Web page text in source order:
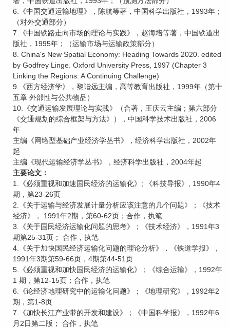
6.《中国交通运输地理》，陈航等著，中国科学出版社，1993年；
（对外交通部分）
7.《中国铁路走向市场的理论与实践》，赵海培等著，中国铁道出
版社，1995年；（运输市场与运输政策部分）
8. China's New Spatial Economy: Heading Towards 2020. edited
by Godfrey Linge. Oxford University Press, 1997 (Chapter 3
Linking the Regions: A Continuing Challenge)
9.《西方经济学》，黎诣远主编，高等教育出版社，1999年（第十
五章 外部性与公共物品）
10.《交通运输发展理论与实践》（合著，王庆云主编；第六部分
《交通规划的综合框架与方法》），中国科学技术出版社，2006
年
主编《网络型基础产业经济学丛书》，经济科学出版社，2002年
起
主编《现代运输经济学丛书》，经济科学出版社，2004年起
主要论文：
1.《必须重视和加速国民经济的运输化》; 《科技导报》, 1990年4
期，第23-26页
2.《关于运输与经济发展计量分析应该注意的几个问题》；《技术
经济》， 1991年2期，第60-62页；合作，执笔
3.《关于国民经济运输化问题的思考》；《技术经济》，1991年3
期第25-31页； 合作，执笔
4.《关于加快国民经济运输化问题的理论分析》，《铁道学报》，
1991年3期第59-66页，4期第44-51页
5.《必须重视和加快国民经济的运输化》；《综合运输》，1992年
1 期，第12-15页；合作，执笔
6.《论经济地理研究中的运输化问题》；《地理研究》，1992年2
期，第1-8页
7.《加快长江产业带的开发和建设》；《中国科学报》，1992年6
月2日第二版； 合作，执笔